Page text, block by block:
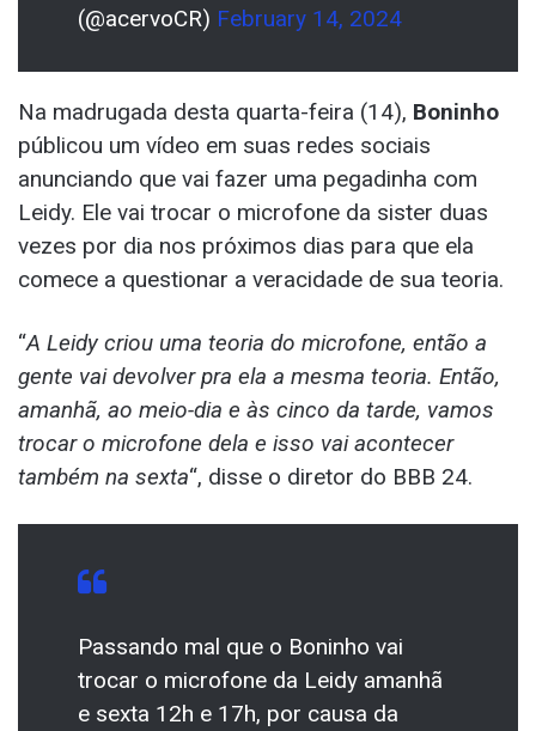
(@acervoCR) February 14, 2024
Na madrugada desta quarta-feira (14), Boninho
públicou um vídeo em suas redes sociais
anunciando que vai fazer uma pegadinha com
Leidy. Ele vai trocar o microfone da sister duas
vezes por dia nos próximos dias para que ela
comece a questionar a veracidade de sua teoria.
“A Leidy criou uma teoria do microfone, então a
gente vai devolver pra ela a mesma teoria. Então,
amanhã, ao meio-dia e às cinco da tarde, vamos
trocar o microfone dela e isso vai acontecer
também na sexta“, disse o diretor do BBB 24.
Passando mal que o Boninho vai
trocar o microfone da Leidy amanhã
e sexta 12h e 17h, por causa da